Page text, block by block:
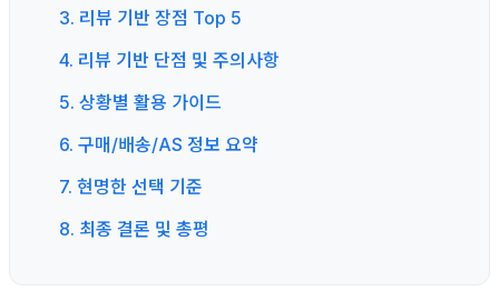
3. 리뷰 기반 장점 Top 5
4. 리뷰 기반 단점 및 주의사항
5. 상황별 활용 가이드
6. 구매/배송/AS 정보 요약
7. 현명한 선택 기준
8. 최종 결론 및 총평